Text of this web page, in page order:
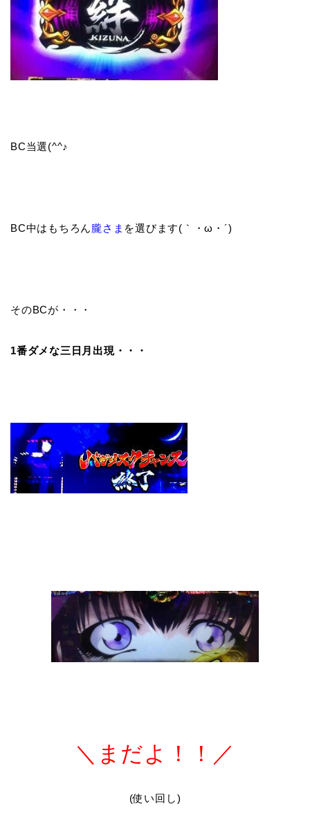
BC当選(^^♪
BC中はもちろん朧さま を選びます(｀・ω・´)ゞ
そのBCが・・・
1番ダメな三日月出現・・・
＼まだよ！！／
(使い回し)